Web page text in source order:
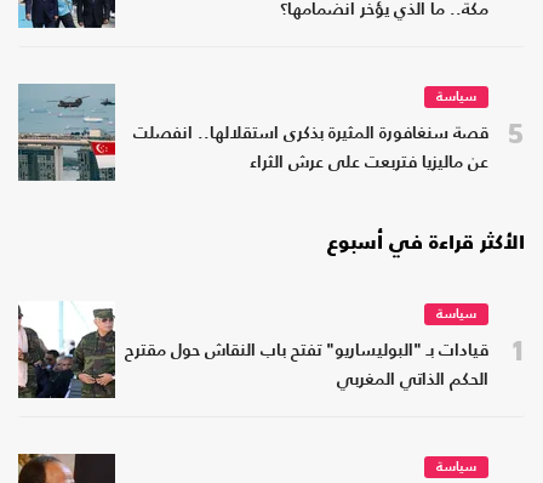
مكة.. ما الذي يؤخر انضمامها؟
5
سياسة
قصة سنغافورة المثيرة بذكرى استقلالها.. انفصلت
عن ماليزيا فتربعت على عرش الثراء
الأكثر قراءة في أسبوع
1
سياسة
قيادات بـ "البوليساريو" تفتح باب النقاش حول مقترح
الحكم الذاتي المغربي
سياسة